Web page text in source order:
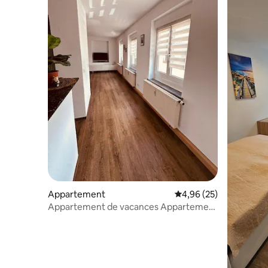
Appartement Évaluation moyenne
4,96 (25)
Appartement de vacances Appartement